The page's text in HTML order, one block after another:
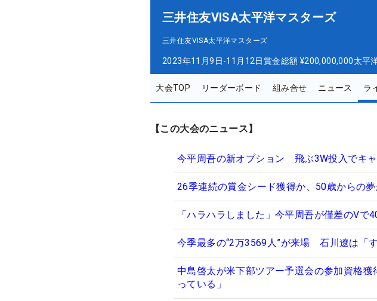
三井住友VISA太平洋マスターズ
三井住友VISA太平洋マスターズ
2023年11月9日-11月12日賞金総額 ¥200,000,000太平
大会TOP リーダーボード 組み合せ ニュース ラ
【この大会のニュース】
今平周吾の新オプション 飛ぶ3W投入でキ
26季連続の賞金シード獲得か、50歳からの
「ハラハラしました」今平周吾が僅差のV
今季最多の“2万3569人”が来場 石川遼は「
中島啓太が米下部ツアー予選会の参加資格
っている」